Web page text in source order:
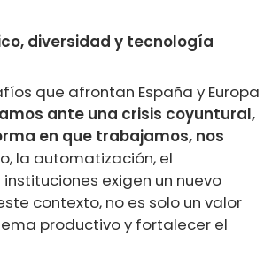
diversidad y tecnología
que afrontan España y Europa
ante una crisis coyuntural,
en que trabajamos, nos
la automatización, el
exigen un nuevo
contexto, no es solo un valor
productivo y fortalecer el